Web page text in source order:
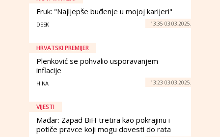
Fruk: "Najljepše buđenje u mojoj karijeri"
DESK 13:35 03.03.2025.
HRVATSKI PREMIJER
Plenković se pohvalio usporavanjem
inflacije
HINA 13:23 03.03.2025.
VIJESTI
Mađar: Zapad BiH tretira kao pokrajinu i
potiče pravce koji mogu dovesti do rata